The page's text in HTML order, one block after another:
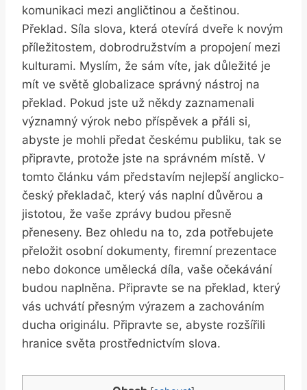
komunikaci mezi angličtinou a češtinou.
Překlad. Síla slova, která otevírá dveře k novým
příležitostem, dobrodružstvím a propojení mezi
kulturami. Myslím, že sám víte, jak důležité je
mít ve světě globalizace správný nástroj na
překlad. Pokud jste už někdy zaznamenali
významný výrok nebo příspěvek a přáli si,
abyste je mohli předat českému publiku, tak se
připravte, protože jste na správném místě. V
tomto článku vám představím nejlepší anglicko-
český překladač, který vás naplní důvěrou a
jistotou, že vaše zprávy budou přesně
přeneseny. Bez ohledu na to, zda potřebujete
přeložit osobní dokumenty, firemní prezentace
nebo dokonce umělecká díla, vaše očekávání
budou naplněna. Připravte se na překlad, který
vás uchvátí přesným výrazem a zachováním
ducha originálu. Připravte se, abyste rozšířili
hranice světa prostřednictvím slova.